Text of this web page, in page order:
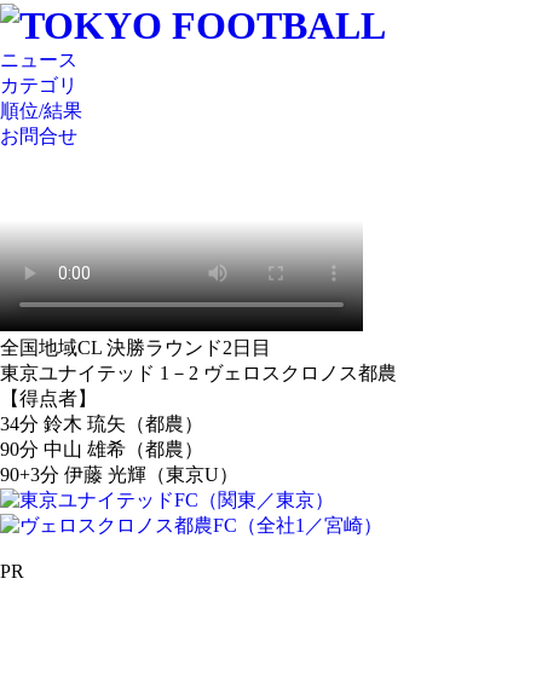
ニュース
カテゴリ
順位/結果
お問合せ
全国地域CL 決勝ラウンド2日目
東京ユナイテッド 1－2 ヴェロスクロノス都農
【得点者】
34分 鈴木 琉矢（都農）
90分 中山 雄希（都農）
90+3分 伊藤 光輝（東京U）
PR